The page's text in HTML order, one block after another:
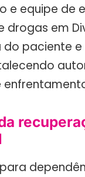
e equipe de
drogas em
do paciente